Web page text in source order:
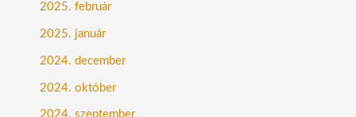
2025. február
2025. január
2024. december
2024. október
2024. szeptember